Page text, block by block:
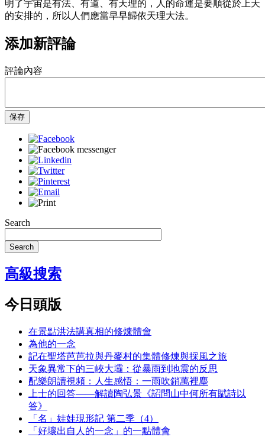
明了宇宙是有法、有道、有天理的，人的命運是要順從於上天
的安排的，所以人們應當早早歸依天理大法。
添加新評論
評論內容
保存
Search
Search
高級搜索
今日頭版
在景點洪法講真相的修煉體會
為他的一念
記在聖塔芭芭拉與丹麥村的集體修煉與採風之旅
天象異常下的三峽大壩：從暴雨到地震的反思
配樂朗讀視頻：人生感悟：一雨吹銷萬裡塵
上士的回答——解讀陶弘景《詔問山中何所有賦詩以
答》
「名」娃娃現形記 第二季（4）
「好壞出自人的一念」的一點體會